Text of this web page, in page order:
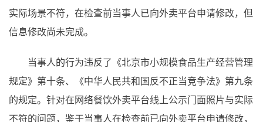
实际场景不符，在检查前当事人已向外卖平台申请修改，但
信息修改尚未完成。
当事人的行为违反了《北京市小规模食品生产经营管理
规定》第十条、《中华人民共和国反不正当竞争法》第九条
的规定。针对在网络餐饮外卖平台线上公示门面照片与实际
不符的问题，鉴于当事人在检查前已向外卖平台申请修改，